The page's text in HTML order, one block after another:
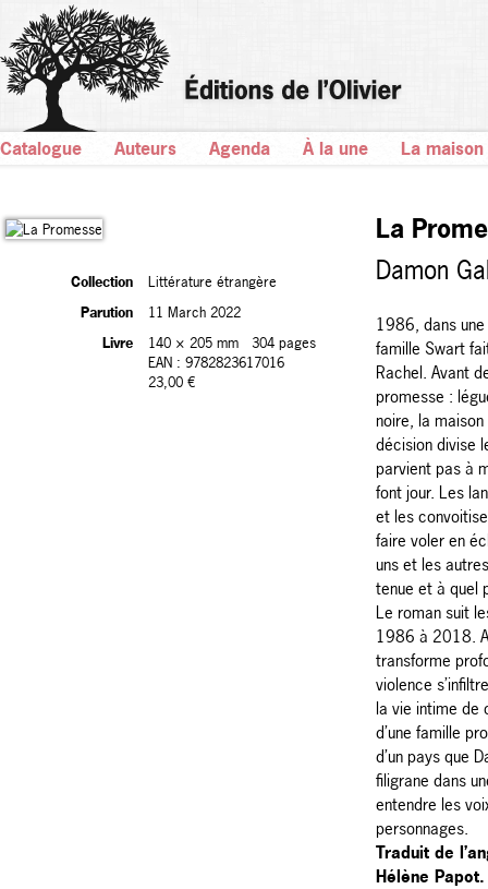
Catalogue Auteurs Agenda À la une La maison
Collection
Littérature étrangère
Parution
11 March 2022
Livre
140 × 205 mm
304 pages
EAN : 9782823617016
23,00 €
La
Damon
1986, dans
famille Swart
Rachel. Avant
promesse :
noire, la
décision divise
parvient pas à
font jour. Les
et les
faire voler en
uns et les
tenue et à quel
Le roman suit
1986 à 2018.
transforme
violence
la vie intime de
d’une famille
d’un pays que
filigrane dans
entendre les
personnages.
Traduit de
Hélène Papot.